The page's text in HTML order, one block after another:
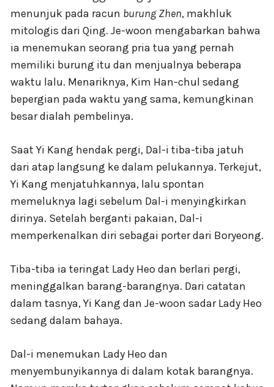
menunjuk pada racun burung Zhen, makhluk
mitologis dari Qing. Je-woon mengabarkan bahwa
ia menemukan seorang pria tua yang pernah
memiliki burung itu dan menjualnya beberapa
waktu lalu. Menariknya, Kim Han-chul sedang
bepergian pada waktu yang sama, kemungkinan
besar dialah pembelinya.
Saat Yi Kang hendak pergi, Dal-i tiba-tiba jatuh
dari atap langsung ke dalam pelukannya. Terkejut,
Yi Kang menjatuhkannya, lalu spontan
memeluknya lagi sebelum Dal-i menyingkirkan
dirinya. Setelah berganti pakaian, Dal-i
memperkenalkan diri sebagai porter dari Boryeong.
Tiba-tiba ia teringat Lady Heo dan berlari pergi,
meninggalkan barang-barangnya. Dari catatan
dalam tasnya, Yi Kang dan Je-woon sadar Lady Heo
sedang dalam bahaya.
Dal-i menemukan Lady Heo dan
menyembunyikannya di dalam kotak barangnya.